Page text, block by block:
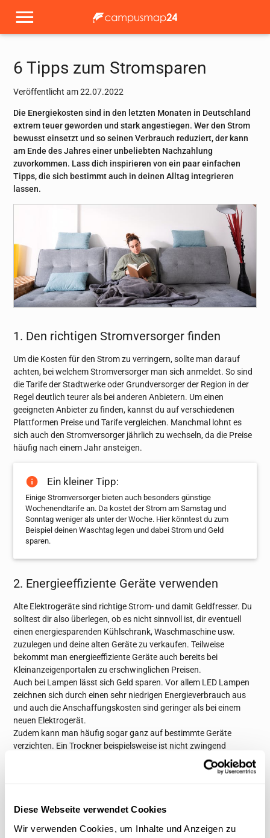
Diese Webseite verwendet Cookies
Wir verwenden Cookies, um Inhalte und Anzeigen zu
6 Tipps zum Stromsparen
Veröffentlicht am 22.07.2022
Die Energiekosten sind in den letzten Monaten in Deutschland
extrem teuer geworden und stark angestiegen. Wer den Strom
bewusst einsetzt und so seinen Verbrauch reduziert, der kann
am Ende des Jahres einer unbeliebten Nachzahlung
zuvorkommen. Lass dich inspirieren von ein paar einfachen
Tipps, die sich bestimmt auch in deinen Alltag integrieren
lassen.
1. Den richtigen Stromversorger finden
Um die Kosten für den Strom zu verringern, sollte man darauf
achten, bei welchem Stromversorger man sich anmeldet. So sind
die Tarife der Stadtwerke oder Grundversorger der Region in der
Regel deutlich teurer als bei anderen Anbietern. Um einen
geeigneten Anbieter zu finden, kannst du auf verschiedenen
Plattformen Preise und Tarife vergleichen. Manchmal lohnt es
sich auch den Stromversorger jährlich zu wechseln, da die Preise
häufig nach einem Jahr ansteigen.
Ein kleiner Tipp:
Einige Stromversorger bieten auch besonders günstige
Wochenendtarife an. Da kostet der Strom am Samstag und
Sonntag weniger als unter der Woche. Hier könntest du zum
Beispiel deinen Waschtag legen und dabei Strom und Geld
sparen.
2. Energieeffiziente Geräte verwenden
Alte Elektrogeräte sind richtige Strom- und damit Geldfresser. Du
solltest dir also überlegen, ob es nicht sinnvoll ist, dir eventuell
einen energiesparenden Kühlschrank, Waschmaschine usw.
zuzulegen und deine alten Geräte zu verkaufen. Teilweise
bekommt man energieeffiziente Geräte auch bereits bei
Kleinanzeigenportalen zu erschwinglichen Preisen.
Auch bei Lampen lässt sich Geld sparen. Vor allem LED Lampen
zeichnen sich durch einen sehr niedrigen Energieverbrauch aus
und auch die Anschaffungskosten sind geringer als bei einem
neuen Elektrogerät.
Zudem kann man häufig sogar ganz auf bestimmte Geräte
verzichten. Ein Trockner beispielsweise ist nicht zwingend
erforderlich. Insbesondere im Sommer trocknet die Wäsche
schnell und ganz ohne Strom auf dem Balkon oder in der
3. Gemeinsam kochen